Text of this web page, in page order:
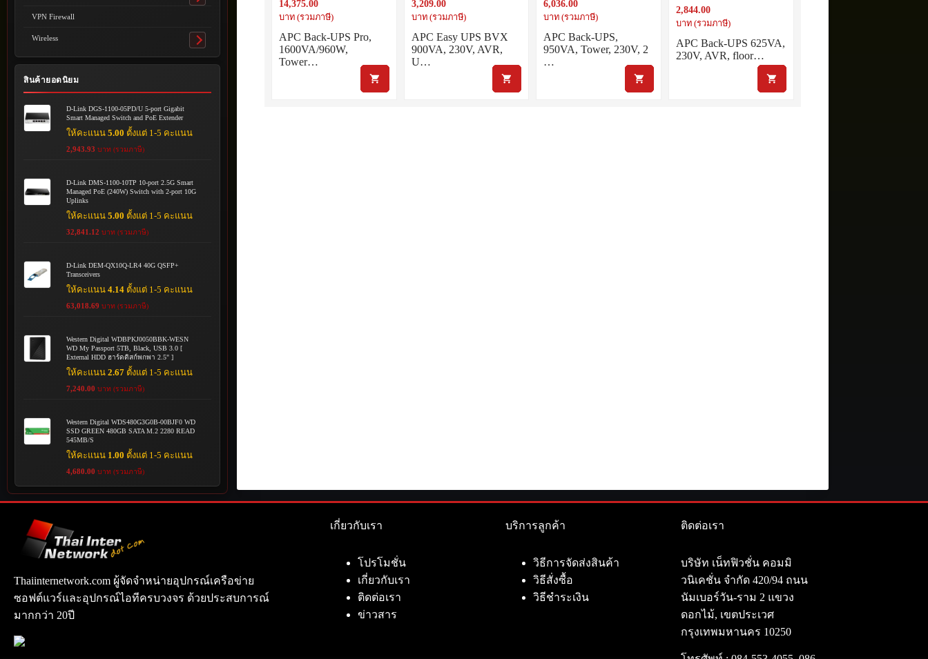
AVR, LCD, User Replaceable
Battery
14,375.00
บาท (รวมภาษี)
APC Back-UPS Pro,
1600VA/960W,
Tower…
3,209.00
บาท (รวมภาษี)
APC Easy UPS BVX
900VA, 230V, AVR,
U…
AVR
6,036.00
บาท (รวมภาษี)
APC Back-UPS,
950VA, Tower, 230V, 2
…
2,844.00
บาท (รวมภาษี)
APC Back-UPS 625VA,
230V, AVR, floor…
Toggle
VPN Firewall
Wireless
Toggle
submenu
สินค้ายอดนิยม
D-Link DGS-1100-05PD/U 5-port Gigabit
Smart Managed Switch and PoE Extender
ให้คะแนน5.00 ตั้งแต่ 1-5 คะแนน
2,943.93 บาท (รวมภาษี)
D-Link DMS-1100-10TP 10-port 2.5G Smart
Managed PoE (240W) Switch with 2-port 10G
Uplinks
ให้คะแนน5.00 ตั้งแต่ 1-5 คะแนน
32,841.12 บาท (รวมภาษี)
D-Link DEM-QX10Q-LR4 40G QSFP+
Transceivers
ให้คะแนน4.14 ตั้งแต่ 1-5 คะแนน
63,018.69 บาท (รวมภาษี)
Western Digital WDBPKJ0050BBK-WESN
WD My Passport 5TB, Black, USB 3.0 [
External HDD ฮาร์ดดิสก์พกพา 2.5" ]
ให้คะแนน2.67 ตั้งแต่ 1-5 คะแนน
7,240.00 บาท (รวมภาษี)
Western Digital WDS480G3G0B-00BJF0 WD
SSD GREEN 480GB SATA M.2 2280 READ
545MB/S
ให้คะแนน 1.00 ตั้งแต่ 1-5 คะแนน
4,680.00 บาท (รวมภาษี)
Thaiinternetwork.com ผู้จัดจำหน่ายอุปกรณ์เครือข่าย
ซอฟต์แวร์และอุปกรณ์ไอทีครบวงจร ด้วยประสบการณ์
มากกว่า 20ปี
เกี่ยวกับเรา
โปรโมชั่น
เกี่ยวกับเรา
ติดต่อเรา
ข่าวสาร
บริการลูกค้า
วิธีการจัดส่งสินค้า
วิธีสั่งซื้อ
วิธีชำระเงิน
ติดต่อเรา
บริษัท เน็ทฟิวชั่น คอมมิ
วนิเคชั่น จำกัด 420/94 ถนน
นัมเบอร์วัน-ราม 2 แขวง
ดอกไม้, เขตประเวศ
กรุงเทพมหานคร 10250